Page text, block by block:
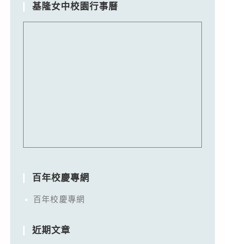
基隆女中校園行事曆
百年校慶專網
百年校慶專網
近期文章